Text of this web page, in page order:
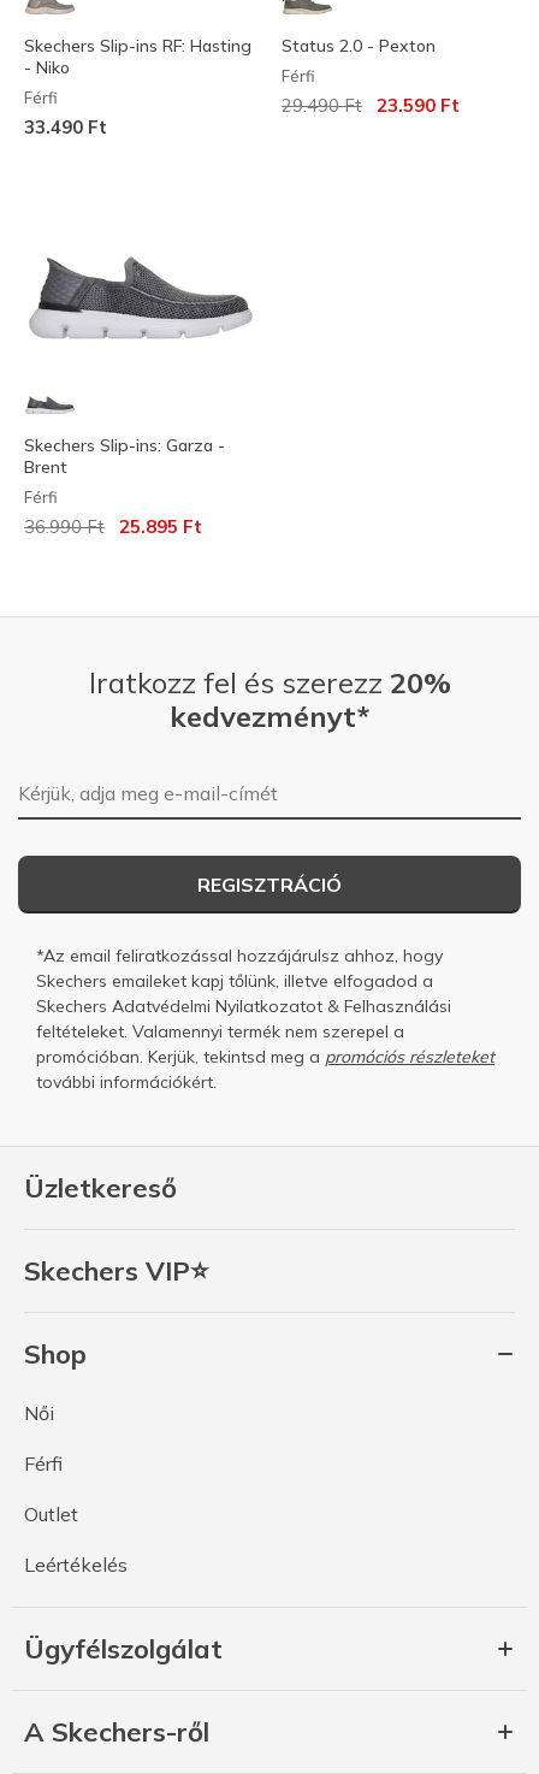
Skechers Slip-ins RF: Hasting
- Niko
Férfi
33.490 Ft
Status 2.0 - Pexton
Férfi
Az ár a következőhöz képest
29.490 Ft címzett:
23.590 Ft
Skechers Slip-ins: Garza -
Brent
Férfi
Az ár a következőhöz képest csökkent:
36.990 Ft címzett:
25.895 Ft
Üzletkereső
Skechers VIP⭐
Shop
Női
Férfi
Outlet
Leértékelés
Ügyfélszolgálat
A Skechers-ről
Iratkozz fel és szerezz 20%
kedvezményt*
E-mail-cím
REGISZTRÁCIÓ
*Az email feliratkozással hozzájárulsz ahhoz, hogy
Skechers emaileket kapj tőlünk, illetve elfogadod a
Skechers Adatvédelmi Nyilatkozatot & Felhasználási
feltételeket. Valamennyi termék nem szerepel a
promócióban. Kerjük, tekintsd meg a promóciós részleteket
további információkért.